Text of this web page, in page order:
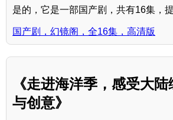
是的，它是一部国产剧，共有16集，
国产剧，幻镜阁，全16集，高清版
《走进海洋季，感受大
与创意》